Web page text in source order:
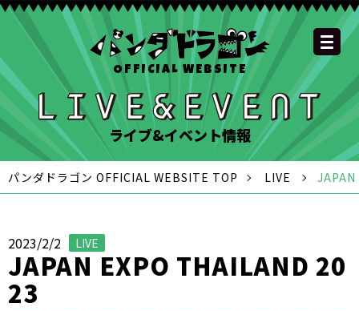
OFFICIAL WEBSITEOFFICIAL SITE TOP
NEWS MEMBER
SCHEDULE DISCOGRAPHY
GOODS
FAQ CONTACT
YOUTUBE
CHANNEL
INSTAGRAM
OFFICIAL
TWITTER
OFFICIAL LINE
ACCOUNT
OFFICIAL
TIKTOK
ライブ&イベント情報
パンダドラゴン OFFICIAL WEBSITE TOP LIVE
2023/2/2 LIVE
JAPAN EXPO THAILAND 20
23